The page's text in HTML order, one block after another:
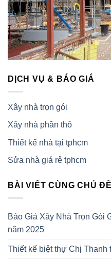
DỊCH VỤ & BÁO GIÁ
Xây nhà trọn gói
Xây nhà phần thô
Thiết kế nhà tại tphcm
Sửa nhà giá rẻ tphcm
BÀI VIẾT CÙNG CHỦ ĐỀ
Báo Giá Xây Nhà Trọn Gói
năm 2025
Thiết kế biệt thự Chị Thanh